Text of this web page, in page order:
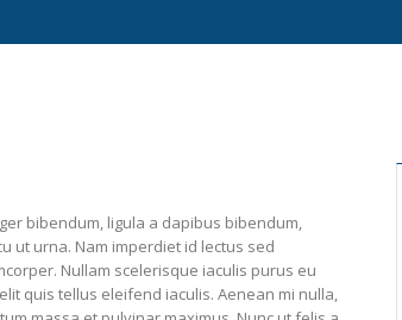
bibendum, ligula a dapibus bibendum,
ut urna. Nam imperdiet id lectus sed
Nullam scelerisque iaculis purus eu
quis tellus eleifend iaculis. Aenean mi nulla,